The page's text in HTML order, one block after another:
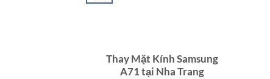
Thay Mặt Kính Samsung
A71 tại Nha Trang